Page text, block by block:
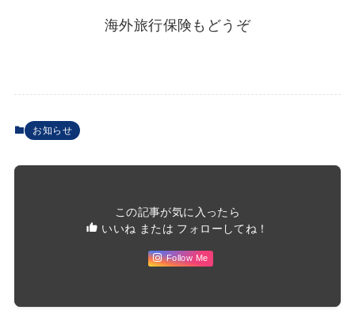
海外旅行保険もどうぞ
お知らせ
この記事が気に入ったら
いいね または フォローしてね！
Follow Me